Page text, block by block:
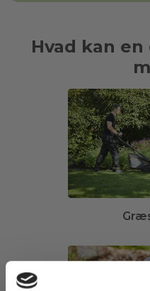
Hvad kan